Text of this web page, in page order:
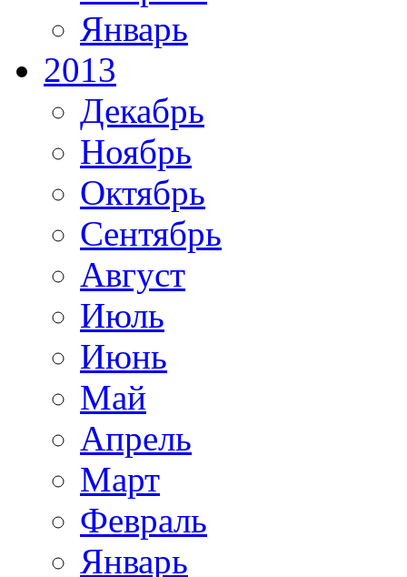
Январь
2013
Декабрь
Ноябрь
Октябрь
Сентябрь
Август
Июль
Июнь
Май
Апрель
Март
Февраль
Январь